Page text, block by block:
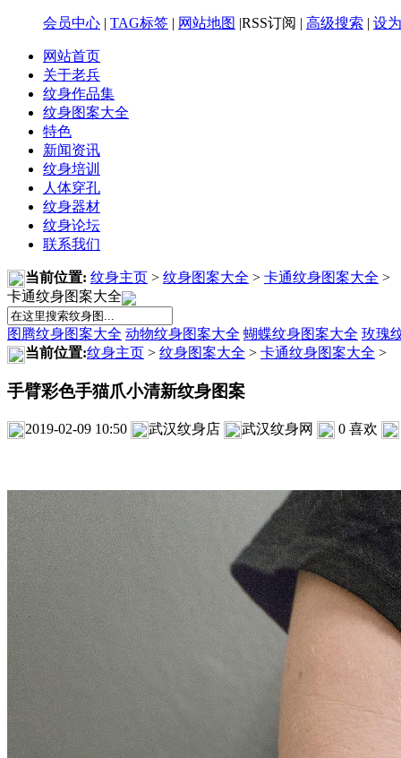
会员中心 | TAG标签 | 网站地图 |RSS订阅 | 高级搜索 | 设
网站首页
关于老兵
纹身作品集
纹身图案大全
特色
新闻资讯
纹身培训
人体穿孔
纹身器材
纹身论坛
联系我们
当前位置: 纹身主页 > 纹身图案大全 > 卡通纹身图案大全 >
卡通纹身图案大全
图腾纹身图案大全 动物纹身图案大全 蝴蝶纹身图案大全 玫瑰
当前位置:纹身主页 > 纹身图案大全 > 卡通纹身图案大全 >
手臂彩色手猫爪小清新纹身图案
2019-02-09 10:50 武汉纹身店 武汉纹身网 0 喜欢